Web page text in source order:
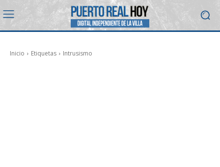
Inicio Etiquetas Intrusismo